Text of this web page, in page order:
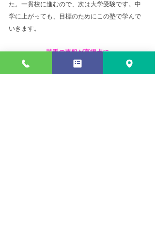
た。一貫校に進むので、次は大学受験です。中
学に上がっても、目標のためにこの塾で学んで
いきます。
苦手の克服が高得点に
（高校１年）